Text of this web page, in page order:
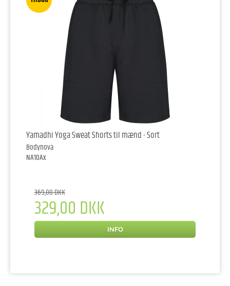
Yamadhi Yoga Sweat Shorts til mænd - Sort
Bodynova
NA10Ax
369,00 DKK
329,00 DKK
INFO